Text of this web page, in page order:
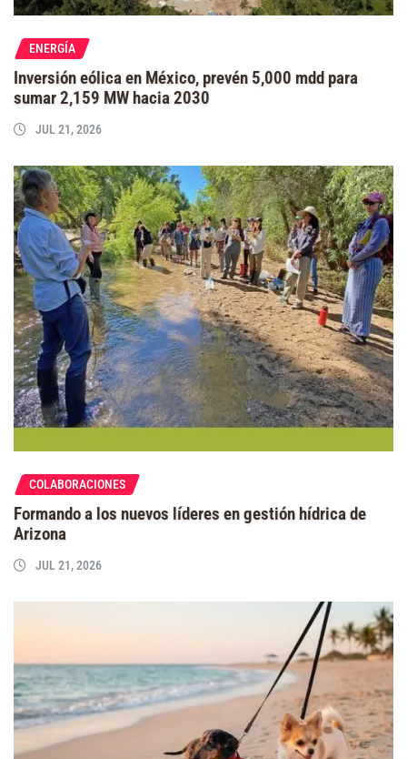
ENERGÍA
Inversión eólica en México, prevén 5,000 mdd para
sumar 2,159 MW hacia 2030
JUL 21, 2026
COLABORACIONES
Formando a los nuevos líderes en gestión hídrica de
Arizona
JUL 21, 2026